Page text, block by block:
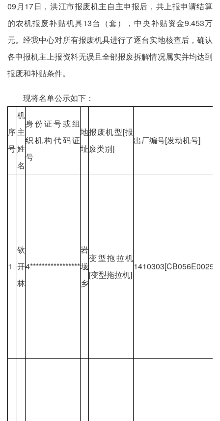
09月17日，洪江市报废机主自主申报后，共上报申请结算
的农机报废补贴机具13台（套），中央补贴资金9.453万
元。经我中心对所有报废机具进行了逐台实地核查后，确认
各申报机主上报资料无误且全部报废拆解情况属实并均达到
报废和补贴条件。
现将名单公示如下：
序
号
机
主
姓
名
身份证号或组
织机构代码证
号
地
址
报废机型[报
废类别]
出厂编号[发动机号]
1
钦
开
林
4*****************
岩
垅
乡
变型拖拉机
[变型拖拉机]
1410303[CB056E00257]